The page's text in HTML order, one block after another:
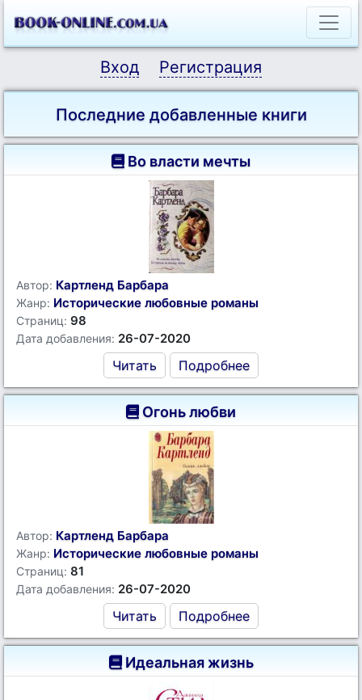
Вход Регистрация
Последние добавленные книги
Во власти мечты
Автор: Картленд Барбара
Жанр: Исторические любовные романы
Страниц: 98
Дата добавления: 26-07-2020
Читать Подробнее
Огонь любви
Автор: Картленд Барбара
Жанр: Исторические любовные романы
Страниц: 81
Дата добавления: 26-07-2020
Читать Подробнее
Идеальная жизнь